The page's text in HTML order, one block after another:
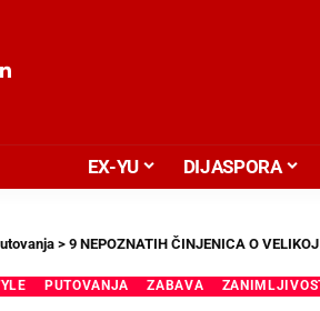
EX-YU DIJASPORA
> 9 NEPOZNATIH ČINJENICA O
PUTOVANJA ZABAVA